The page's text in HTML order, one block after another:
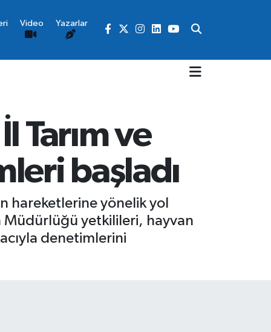
Video Yazarlar
Tarım ve
başladı
hareketlerine yönelik yol
Müdürlüğü yetkilileri, hayvan
denetimlerini